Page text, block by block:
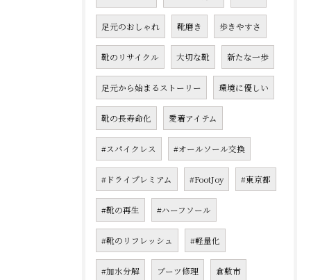
足元のおしゃれ 靴磨き 歩きやすさ
靴のリサイクル 大切な靴 新たな一歩
足元から始まるストーリー 環境に優しい
靴の長寿命化 愛着アイテム
#スパイクレス #オールソール交換
#ドライプレミアム #FootJoy #東京都
#靴の再生 #ハーフソール
#靴のリフレッシュ #軽量化
#加水分解 ブーツ修理 倉敷市